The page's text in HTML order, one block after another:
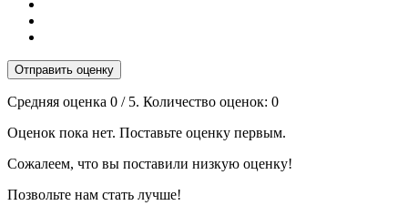
Отправить оценку
Средняя оценка 0 / 5. Количество оценок: 0
Оценок пока нет. Поставьте оценку первым.
Сожалеем, что вы поставили низкую оценку!
Позвольте нам стать лучше!